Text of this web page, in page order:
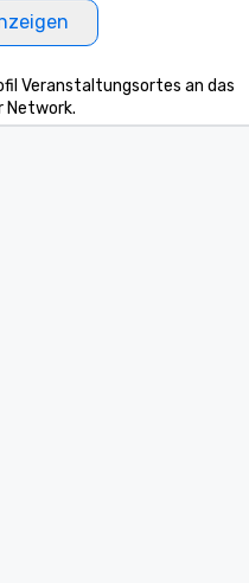
Veranstaltungsortes an das
Network.